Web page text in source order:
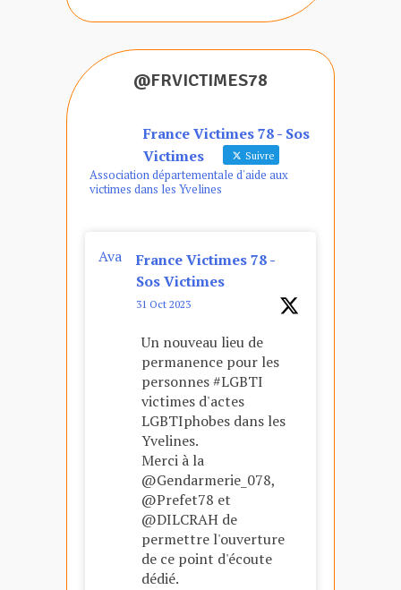
@FRVICTIMES78
France Victimes 78 - Sos
Victimes
Suivre
Association départementale d'aide aux
victimes dans les Yvelines
Ava
France Victimes 78 -
Sos Victimes
31 Oct 2023
Un nouveau lieu de
permanence pour les
personnes #LGBTI
victimes d'actes
LGBTIphobes dans les
Yvelines.
Merci à la
@Gendarmerie_078,
@Prefet78 et
@DILCRAH de
permettre l'ouverture
de ce point d'écoute
dédié.